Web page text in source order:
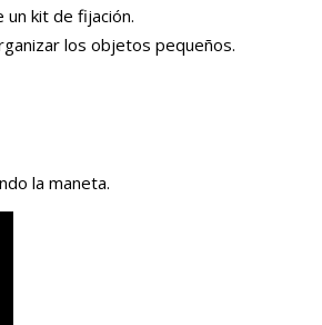
un kit de fijación.
los objetos pequeños.
la maneta.